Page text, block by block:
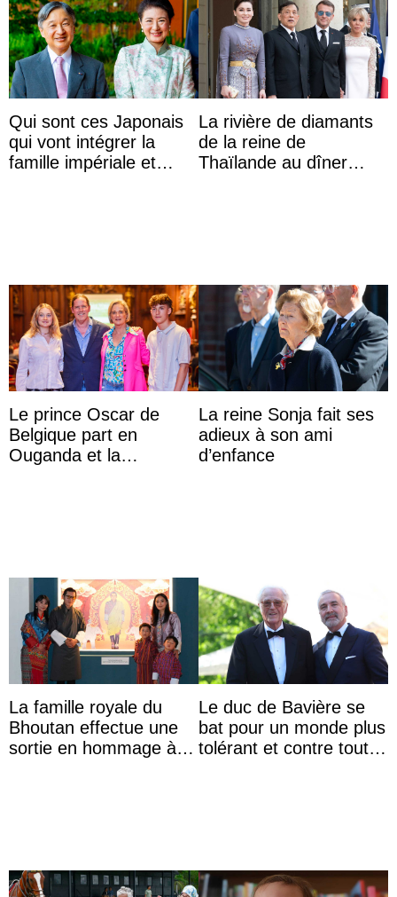
Qui sont ces Japonais
qui vont intégrer la
famille impériale et
La rivière de diamants
de la reine de
Thaïlande au dîner
Le prince Oscar de
Belgique part en
Ouganda et la
La reine Sonja fait ses
adieux à son ami
d’enfance
La famille royale du
Bhoutan effectue une
sortie en hommage à
Le duc de Bavière se
bat pour un monde plus
tolérant et contre toute